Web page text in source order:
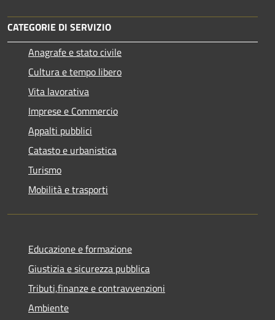
CATEGORIE DI SERVIZIO
Anagrafe e stato civile
Cultura e tempo libero
Vita lavorativa
Imprese e Commercio
Appalti pubblici
Catasto e urbanistica
Turismo
Mobilità e trasporti
Educazione e formazione
Giustizia e sicurezza pubblica
Tributi,finanze e contravvenzioni
Ambiente